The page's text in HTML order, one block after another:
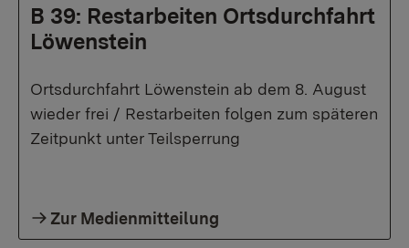
B 39: Restarbeiten Ortsdurchfahrt
Löwenstein
Ortsdurchfahrt Löwenstein ab dem 8. August
wieder frei / Restarbeiten folgen zum späteren
Zeitpunkt unter Teilsperrung
Zur Medienmitteilung